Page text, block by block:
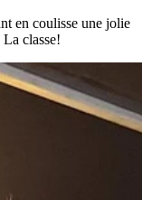
en coulisse une jolie
classe!